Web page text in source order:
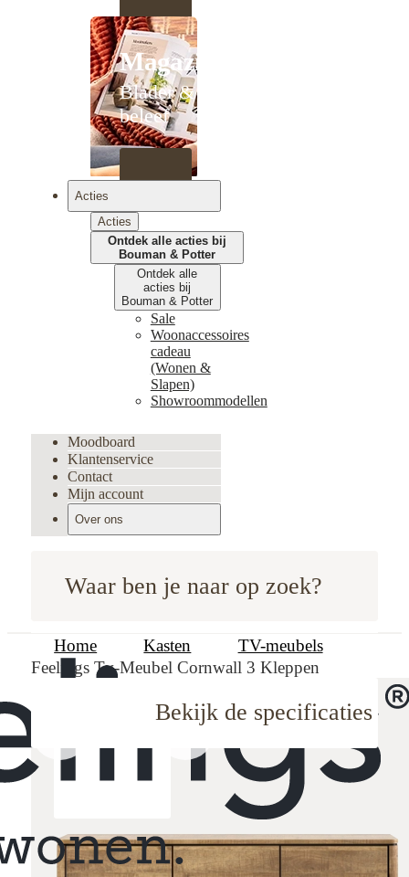
Waar ben je naar op zoek?
Magazines
Blader &
beleef
Acties
Acties
Ontdek alle acties bij
Bouman & Potter
Ontdek alle
acties bij
Bouman & Potter
Sale
Woonaccessoires
cadeau
(Wonen &
Slapen)
Showroommodellen
Moodboard
Klantenservice
Contact
Mijn account
Over ons
Home Kasten
TV-meubels
Feelings Tv-Meubel Cornwall 3 Kleppen
Bekijk de specificaties